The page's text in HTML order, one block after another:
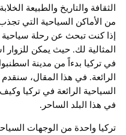
الثقافة والتاريخ والطبيعة
من الأماكن السياحية التي
إذا كنت تبحث عن رحلة سياحية
المثالية لك. حيث يمكن
في تركيا بدءاً من مدينة
الرائعة. في هذا المقال،
السياحية الرائعة في تركيا
في هذا البلد الساحر.
تركيا واحدة من الوجهات